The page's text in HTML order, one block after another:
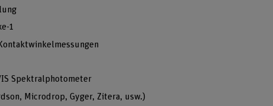
1
Spektralphotometer
Microdrop, Gyger, Zitera, usw.)